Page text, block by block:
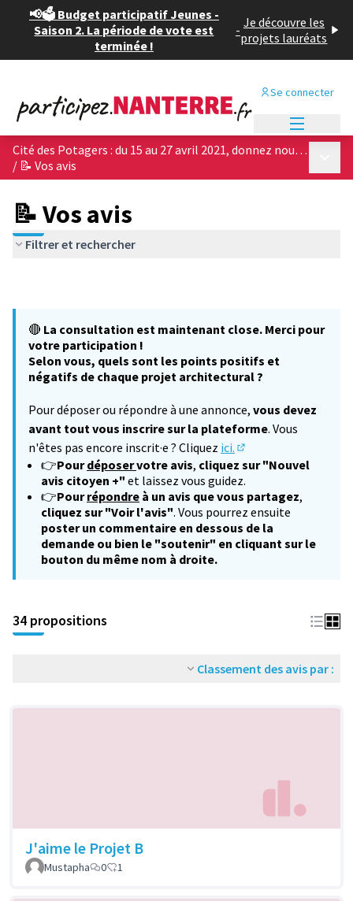
📢🗳️ Budget participatif Jeunes -
Saison 2. La période de vote est
terminée !
- Je découvre les
projets lauréats
Se connecter
Cité des Potagers : du 15 au 27 avril 2021, donnez nous votre avis sur les 4 projets architecturaux !
/ 📝 Vos avis
📝 Vos avis
Filtrer et rechercher
🔴 La consultation est maintenant close. Merci pour
votre participation !
Selon vous, quels sont les points positifs et
négatifs de chaque projet architectural ?
Pour déposer ou répondre à une annonce, vous devez
avant tout vous inscrire sur la plateforme. Vous
n'êtes pas encore inscrit·e ? Cliquez ici.
(S'ouvre dans un
👉Pourdéposervotre avis, cliquez sur "Nouvel
avis citoyen +" et laissez vous guidez.
👉Pourrépondre à un avis que vous partagez,
cliquez sur "Voir l'avis". Vous pourrez ensuite
poster un commentaire en dessous de la
demande ou bien le "soutenir" en cliquant sur le
bouton du même nom à droite.
34 propositions
Classement des avis par :
J'aime le Projet B
Mustapha 0 1